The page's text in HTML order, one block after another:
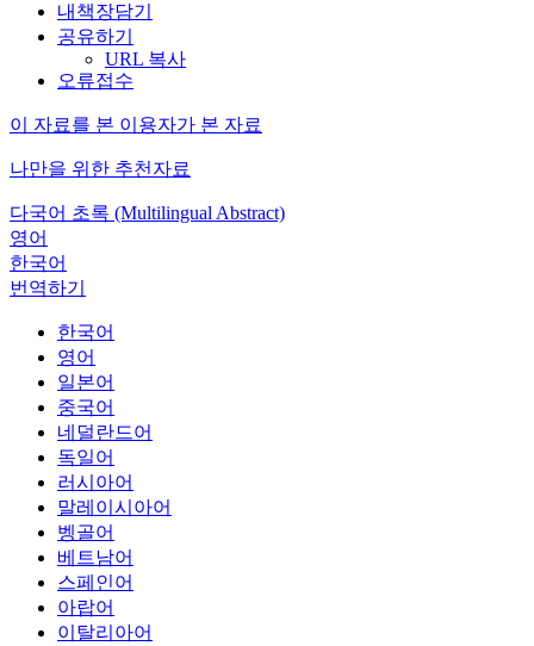
내책장담기
공유하기
URL 복사
오류접수
이 자료를 본 이용자가 본 자료
나만을 위한 추천자료
다국어 초록 (Multilingual Abstract)
영어
한국어
번역하기
한국어
영어
일본어
중국어
네덜란드어
독일어
러시아어
말레이시아어
벵골어
베트남어
스페인어
아랍어
이탈리아어